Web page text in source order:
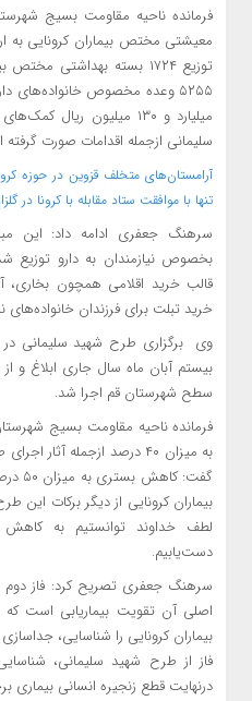
توزیع ۱۷۲۴ بسته بهداشتی
۵۲۵۵ وعده مخصوص خانواده‌های
میلیارد و ۱۳۰ میلیون
سلیمانی ازجمله اقدامات صورت
آرامستان‌های متخلف قزوین در حوزه
تنها با موافقت ستاد مقابله با کرونا در
سرهنگ جعفری ادامه داد: این
بخصوص نیازمندان به دارو توزیع
قالب خرید اقلامی همچون
خرید تبلت برای فرزندان خانواده‌های
وی برگزاری طرح شهید سلیمانی در
بیستم آبان ماه سال جاری ابلاغ و
سطح شهرستان قم اجرا شد.
فرمانده ناحیه مقاومت بسیج
به میزان ۴۰ درصد ازجمله
بیماران کرونایی از دیگر برکات
دست‌یابیم.
سرهنگ جعفری تصریح کرد: فاز
اصلی آن تقویت بیماریابی است
بیماران کرونایی را شناسایی،
فاز از طرح شهید سلیمانی،
درنهایت قطع زنجیره انسانی